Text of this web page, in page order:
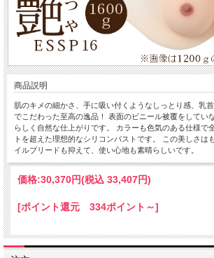
商品説明
肌のキメの細かさ、手に吸い付くようなしっとり感、乳
でこだわった至高の逸品！ 表面のビニール被覆をしてい
らしく自然な仕上がりです。 カラーも色気のある仕様で
トを超えた理想的なシリコンバストです。 この美しさは
イルブリードも抑えて、使い心地も素晴らしいです。
価格:30,370円(税込 33,407円)
[ポイント還元 334ポイント～]